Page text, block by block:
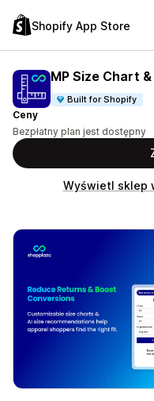
Shopify App Store
MP Size Chart
Built for Shopify
Ceny
Bezpłatny plan jest dostępny
Wyświetl sklep